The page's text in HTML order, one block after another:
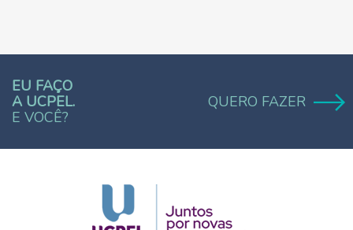
EU FAÇO
A UCPEL.
E VOCÊ?
QUERO FAZER